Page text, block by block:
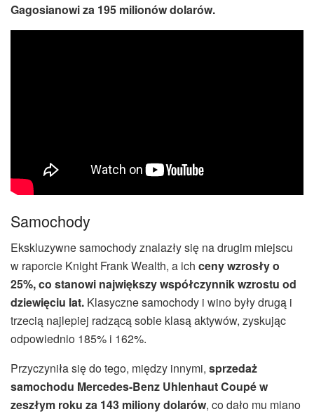
Gagosianowi za 195 milionów dolarów.
Samochody
Ekskluzywne samochody znalazły się na drugim miejscu
w raporcie Knight Frank Wealth, a ich ceny wzrosły o
25%, co stanowi największy współczynnik wzrostu od
dziewięciu lat. Klasyczne samochody i wino były drugą i
trzecią najlepiej radzącą sobie klasą aktywów, zyskując
odpowiednio 185% i 162%.
Przyczyniła się do tego, między innymi, sprzedaż
samochodu Mercedes-Benz Uhlenhaut Coupé w
zeszłym roku za 143 miliony dolarów, co dało mu miano